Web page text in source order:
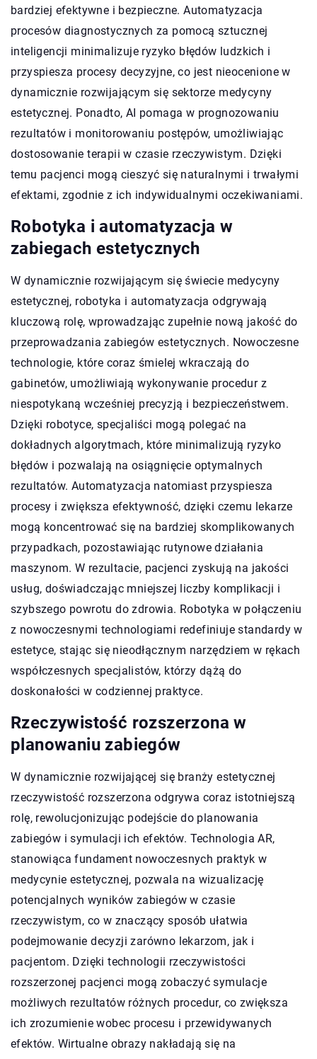
bardziej efektywne i bezpieczne. Automatyzacja
procesów diagnostycznych za pomocą sztucznej
inteligencji minimalizuje ryzyko błędów ludzkich i
przyspiesza procesy decyzyjne, co jest nieocenione w
dynamicznie rozwijającym się sektorze medycyny
estetycznej. Ponadto, AI pomaga w prognozowaniu
rezultatów i monitorowaniu postępów, umożliwiając
dostosowanie terapii w czasie rzeczywistym. Dzięki
temu pacjenci mogą cieszyć się naturalnymi i trwałymi
efektami, zgodnie z ich indywidualnymi oczekiwaniami.
Robotyka i automatyzacja w
zabiegach estetycznych
W dynamicznie rozwijającym się świecie medycyny
estetycznej, robotyka i automatyzacja odgrywają
kluczową rolę, wprowadzając zupełnie nową jakość do
przeprowadzania zabiegów estetycznych. Nowoczesne
technologie, które coraz śmielej wkraczają do
gabinetów, umożliwiają wykonywanie procedur z
niespotykaną wcześniej precyzją i bezpieczeństwem.
Dzięki robotyce, specjaliści mogą polegać na
dokładnych algorytmach, które minimalizują ryzyko
błędów i pozwalają na osiągnięcie optymalnych
rezultatów. Automatyzacja natomiast przyspiesza
procesy i zwiększa efektywność, dzięki czemu lekarze
mogą koncentrować się na bardziej skomplikowanych
przypadkach, pozostawiając rutynowe działania
maszynom. W rezultacie, pacjenci zyskują na jakości
usług, doświadczając mniejszej liczby komplikacji i
szybszego powrotu do zdrowia. Robotyka w połączeniu
z nowoczesnymi technologiami redefiniuje standardy w
estetyce, stając się nieodłącznym narzędziem w rękach
współczesnych specjalistów, którzy dążą do
doskonałości w codziennej praktyce.
Rzeczywistość rozszerzona w
planowaniu zabiegów
W dynamicznie rozwijającej się branży estetycznej
rzeczywistość rozszerzona odgrywa coraz istotniejszą
rolę, rewolucjonizując podejście do planowania
zabiegów i symulacji ich efektów. Technologia AR,
stanowiąca fundament nowoczesnych praktyk w
medycynie estetycznej, pozwala na wizualizację
potencjalnych wyników zabiegów w czasie
rzeczywistym, co w znaczący sposób ułatwia
podejmowanie decyzji zarówno lekarzom, jak i
pacjentom. Dzięki technologii rzeczywistości
rozszerzonej pacjenci mogą zobaczyć symulacje
możliwych rezultatów różnych procedur, co zwiększa
ich zrozumienie wobec procesu i przewidywanych
efektów. Wirtualne obrazy nakładają się na